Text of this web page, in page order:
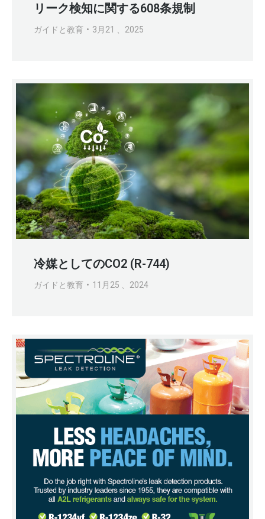
リーク検知に関する608条規制
ガイドと教育 3月21 、2025
冷媒としてのCO2 (R-744)
ガイドと教育 11月25 、2024